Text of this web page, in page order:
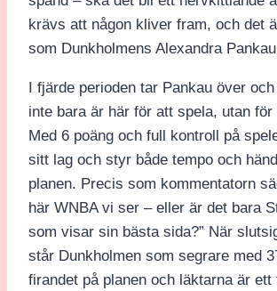
krävs att någon kliver fram, och det
som Dunkholmens Alexandra
I fjärde perioden tar Pankau över
inte bara är här för att spela, utan för
Med 6 poäng och full kontroll på
sitt lag och styr både tempo och
planen. Precis som kommentatorn
här WNBA vi ser – eller är det bara
som visar sin bästa sida?” När
står Dunkholmen som segrare med
firandet på planen och läktarna är ett